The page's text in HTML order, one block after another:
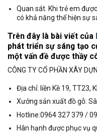
Quan sát. Khi trẻ em
có khả năng thể hiện sự
Trên đây là bài viết của
phát triển sự sáng tạo
một vấn đề được thầy
CÔNG TY CỔ PHẦN XÂY
Địa chỉ: liền Kề 19, TT23,
Xưởng sản xuất đồ gỗ:
Hotline:0964 327 379 /
Hân hạnh được phục vụ